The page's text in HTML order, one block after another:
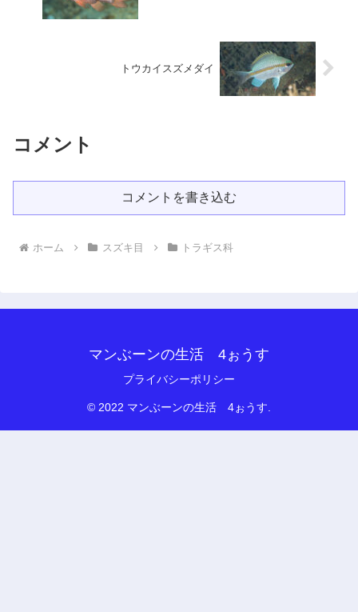
トウカイスズメダイ
コメント
コメントを書き込む
ホーム スズキ目 トラギス科
マンぶーンの生活 4ぉうす
プライバシーポリシー
© 2022 マンぶーンの生活 4ぉうす.